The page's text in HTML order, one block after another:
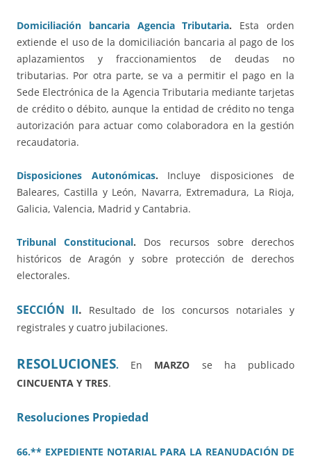
Domiciliación bancaria Agencia Tributaria. Esta orden
extiende el uso de la domiciliación bancaria al pago de los
aplazamientos y fraccionamientos de deudas no
tributarias. Por otra parte, se va a permitir el pago en la
Sede Electrónica de la Agencia Tributaria mediante tarjetas
de crédito o débito, aunque la entidad de crédito no tenga
autorización para actuar como colaboradora en la gestión
recaudatoria.
Disposiciones Autonómicas. Incluye disposiciones de
Baleares, Castilla y León, Navarra, Extremadura, La Rioja,
Galicia, Valencia, Madrid y Cantabria.
Tribunal Constitucional. Dos recursos sobre derechos
históricos de Aragón y sobre protección de derechos
electorales.
SECCIÓN II.
Resultado de los concursos notariales y
registrales y cuatro jubilaciones.
RESOLUCIONES. En MARZO se ha publicado
CINCUENTA Y TRES.
Resoluciones Propiedad
66.** EXPEDIENTE NOTARIAL PARA LA REANUDACIÓN DE